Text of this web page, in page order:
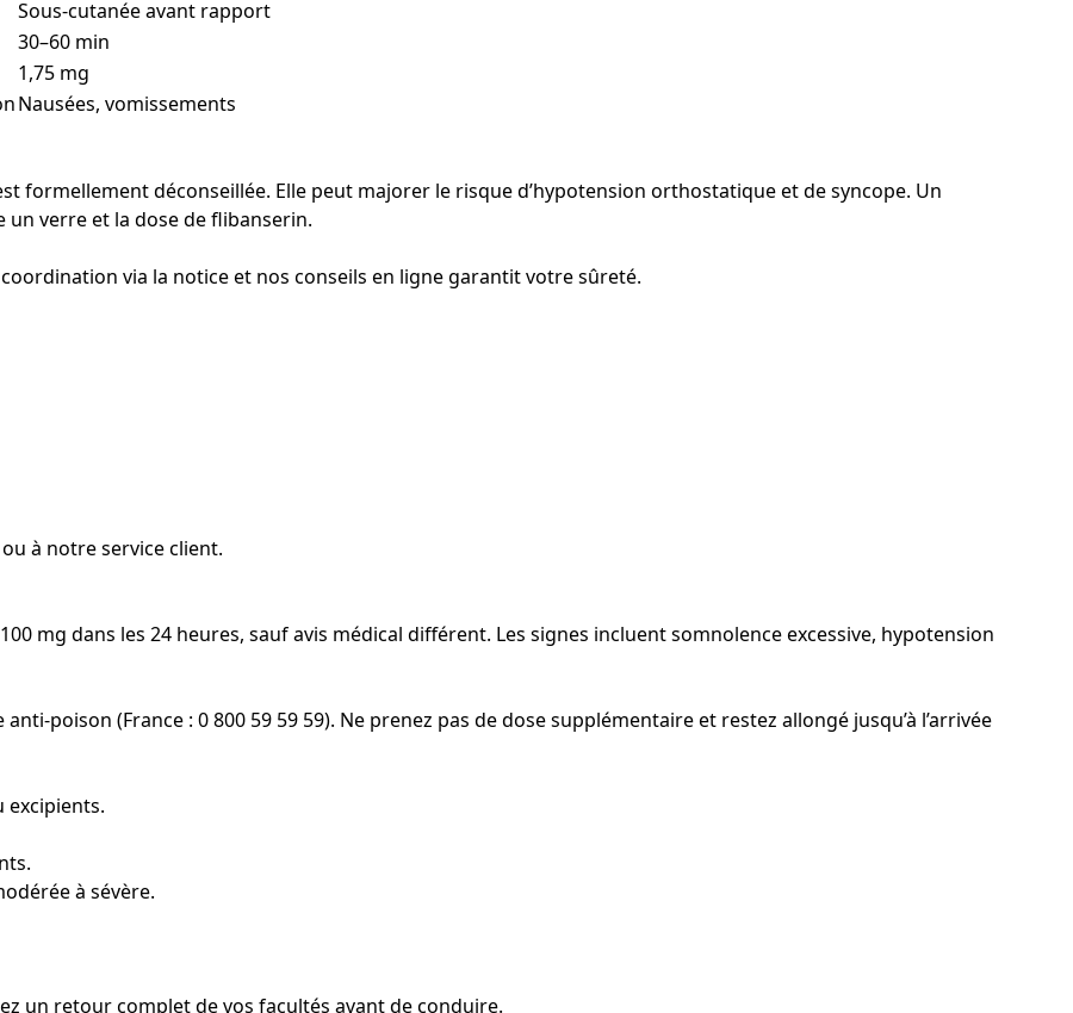
Sous-cutanée avant rapport
30–60 min
1,75 mg
Nausées, vomissements
formellement déconseillée. Elle peut majorer le risque d’hypotension orthostatique et de syncope. Un
verre et la dose de flibanserin.
via la notice et nos conseils en ligne garantit votre sûreté.
à notre service client.
mg dans les 24 heures, sauf avis médical différent. Les signes incluent somnolence excessive, hypotension
poison (France : 0 800 59 59 59). Ne prenez pas de dose supplémentaire et restez allongé jusqu’à l’arrivée
excipients.
à sévère.
un retour complet de vos facultés avant de conduire.